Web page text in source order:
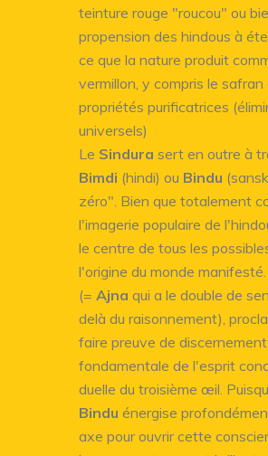
teinture rouge "roucou" ou
propension des hindous à
ce que la nature produit
vermillon, y compris le
propriétés purificatrices
universels)
Le Sindura sert en outre à
Bimdi (hindi) ou Bindu
zéro". Bien que totalement
l'imagerie populaire de
le centre de tous les
l'origine du monde
(= Ajna qui a le double de
delà du raisonnement),
faire preuve de
fondamentale de l'esprit
duelle du troisième œil.
Bindu énergise
axe pour ouvrir cette